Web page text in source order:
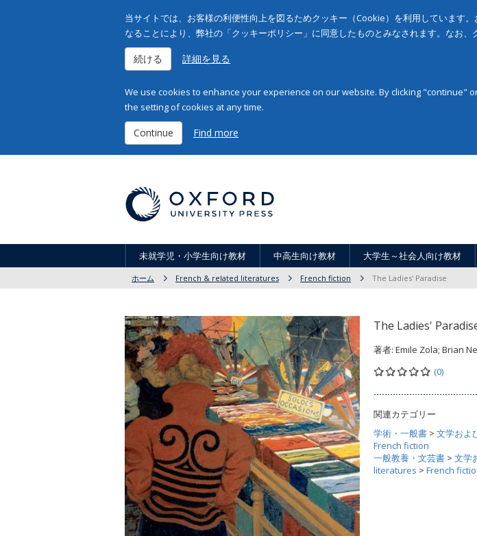
当サイトでは、お客様の利便性向上を図るためクッキー（Cookie）を利用しています
なることにより、弊社の「クッキーポリシー」に同意したものとみなされます。なお、
続ける 詳細を見る
We use cookies to enhance your experience on our website. By clicking "continue"
the setting of cookies at any time.
Continue Find more
未就学児・小学生向け教材 中高生向け教材 大学生～社会人向け教材
ホーム French & related literatures French fiction The Ladies' Paradise
The Ladies'
著者: Emile Zola; Brian
(0)
関連カテゴリー
学術・一般書 > 文学およ
French fiction
一般教養・文芸書 > 文学
literatures > French